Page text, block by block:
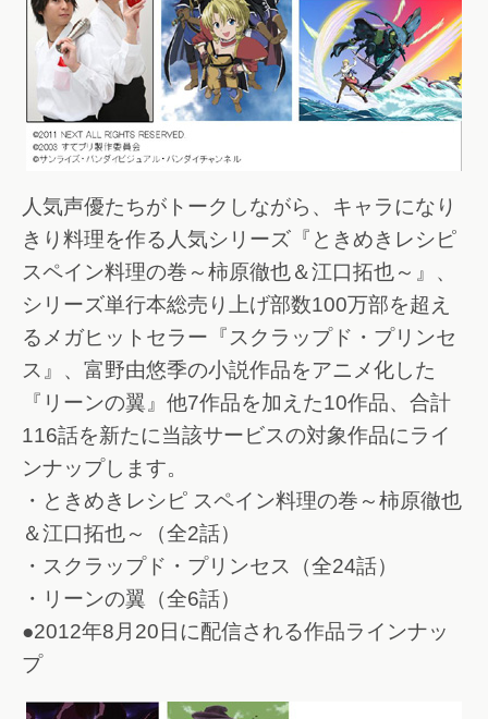
人気声優たちがトークしながら、キャラになり
きり料理を作る人気シリーズ『ときめきレシピ
スペイン料理の巻～柿原徹也＆江口拓也～』、
シリーズ単行本総売り上げ部数100万部を超え
るメガヒットセラー『スクラップド・プリンセ
ス』、富野由悠季の小説作品をアニメ化した
『リーンの翼』他7作品を加えた10作品、合計
116話を新たに当該サービスの対象作品にライ
ンナップします。
・ときめきレシピ スペイン料理の巻～柿原徹也
＆江口拓也～（全2話）
・スクラップド・プリンセス（全24話）
・リーンの翼（全6話）
●2012年8月20日に配信される作品ラインナッ
プ